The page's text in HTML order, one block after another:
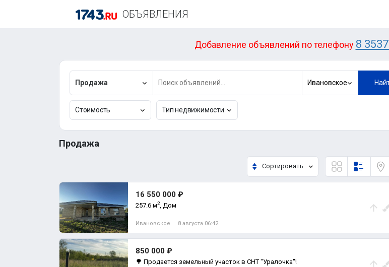
ОБЪЯВЛЕНИЯ
Добавление объявлений по телефону 8
Продажа Ивановское
Стоимость Тип недвижимости
Продажа
Сортировать
16 550 000 ₽
257.6 м2, Дом
Ивановское 8 августа 06:42
850 000 ₽
🌳 Продается земельный участок в СНТ "Уралочка"!